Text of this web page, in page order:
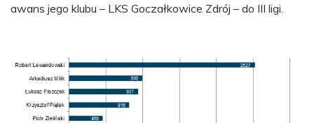
awans jego klubu – LKS Goczałkowice Zdrój – do III ligi.